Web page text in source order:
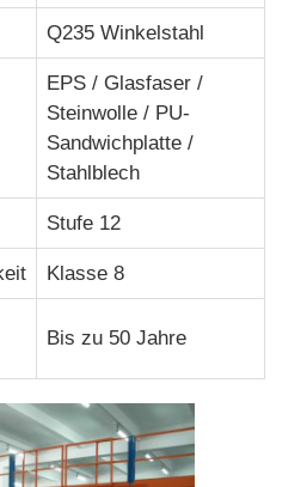
Turm
Q235 Winkelstahl
EPS / Glasfaser /
Steinwolle / PU-
Sandwichplatte /
Stahlblech
Stufe 12
Klasse 8
Bis zu 50 Jahre